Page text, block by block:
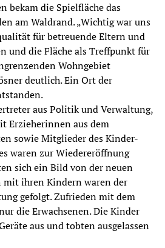
bekam die Spielfläche das
am Waldrand. „Wichtig war uns
für betreuende Eltern und
und die Fläche als Treffpunkt für
Wohngebiet
deutlich. Ein Ort der
aus Politik und Verwaltung,
Erzieherinnen aus dem
sowie Mitglieder des Kinder-
waren zur Wiedereröffnung
sich ein Bild von der neuen
mit ihren Kindern waren der
gefolgt. Zufrieden mit dem
die Erwachsenen. Die Kinder
aus und tobten ausgelassen